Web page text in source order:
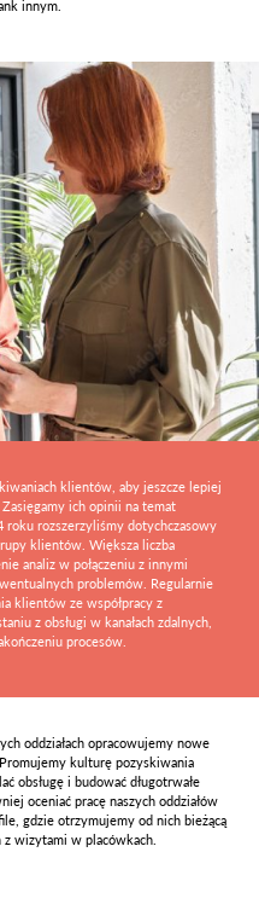
innym.
klientów, aby jeszcze lepiej
ich opinii na temat
roku rozszerzyliśmy dotychczasowy
klientów. Większa liczba
analiz w połączeniu z innymi
problemów. Regularnie
klientów ze współpracy z
z obsługi w kanałach zdalnych,
procesów.
oddziałach opracowujemy nowe
kulturę pozyskiwania
obsługę i budować długotrwałe
oceniać pracę naszych oddziałów
gdzie otrzymujemy od nich bieżącą
wizytami w placówkach.